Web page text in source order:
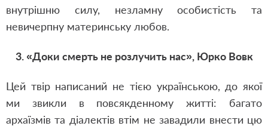
внутрішню силу, незламну особистість та
невичерпну материнську любов.
3. «Доки смерть не розлучить нас», Юрко Вовк
Цей твір написаний не тією українською, до якої
ми звикли в повсякденному житті: багато
архаїзмів та діалектів втім не завадили внести цю